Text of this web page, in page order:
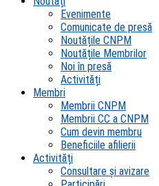
Evenimente
Comunicate de presă
Noutățile CNPM
Noutățile Membrilor
Noi în presă
Activități
Membri
Membrii CNPM
Membrii CC a CNPM
Cum devin membru
Beneficiile afilierii
Activități
Consultare și avizare